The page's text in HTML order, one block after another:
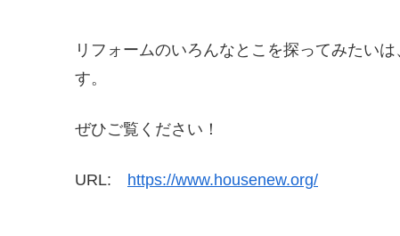
リフォームのいろんなとこを探ってみたい
す。
ぜひご覧ください！
URL: https://www.housenew.org/